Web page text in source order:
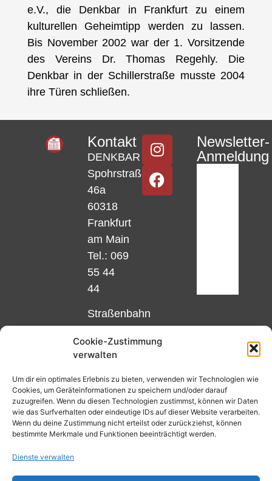
Cookie-Zustimmung
verwalten
Um dir ein optimales Erlebnis zu bieten, verwenden wir Technologien wie
Cookies, um Geräteinformationen zu speichern und/oder darauf
zuzugreifen. Wenn du diesen Technologien zustimmst, können wir Daten
wie das Surfverhalten oder eindeutige IDs auf dieser Website verarbeiten.
Wenn du deine Zustimmung nicht erteilst oder zurückziehst, können
bestimmte Merkmale und Funktionen beeinträchtigt werden.
Dienste verwalten
e.V., die Denkbar in Frankfurt zu einem
kulturellen Geheimtipp werden zu lassen.
Bis November 2002 war der 1. Vorsitzende
des Vereins Dr. Thomas Regehly. Die
Denkbar in der Schillerstraße musste 2004
ihre Türen schließen.
Kontakt
DENKBAR
Spohrstraße
46a
60318
Frankfurt
am Main
Tel.: 069
55 44
44
Straßenbahn
und 12,
Matthias-
Beltz-
Platz
oder
Haltestelle
Newsletter-
Anmeldung